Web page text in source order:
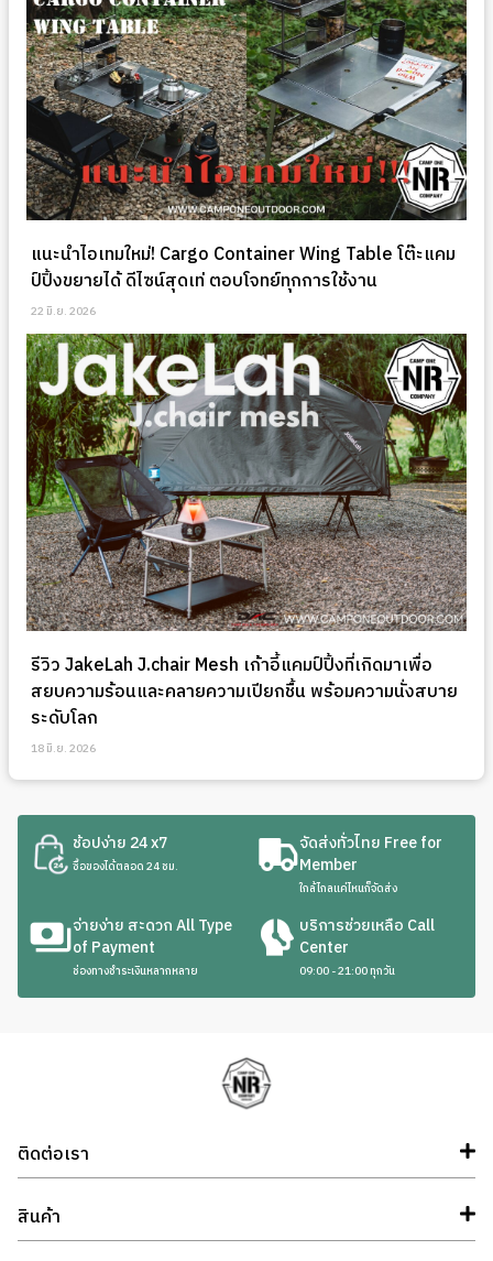
แนะนำไอเทมใหม่! Cargo Container Wing Table โต๊ะแคม
ป์ปิ้งขยายได้ ดีไซน์สุดเท่ ตอบโจทย์ทุกการใช้งาน
22 มิ.ย. 2026
รีวิว JakeLah J.chair Mesh เก้าอี้แคมป์ปิ้งที่เกิดมาเพื่อ
สยบความร้อนและคลายความเปียกชื้น พร้อมความนั่งสบาย
ระดับโลก
18 มิ.ย. 2026
ช้อปง่าย 24 x7
ซื้อของได้ตลอด 24 ชม.
จัดส่งทั่วไทย Free for
Member
ใกล้ไกลแค่ไหนก็จัดส่ง
จ่ายง่าย สะดวก All Type
of Payment
ช่องทางชำระเงินหลากหลาย
บริการช่วยเหลือ Call
Center
09:00 - 21:00 ทุกวัน
ติดต่อเรา
สินค้า